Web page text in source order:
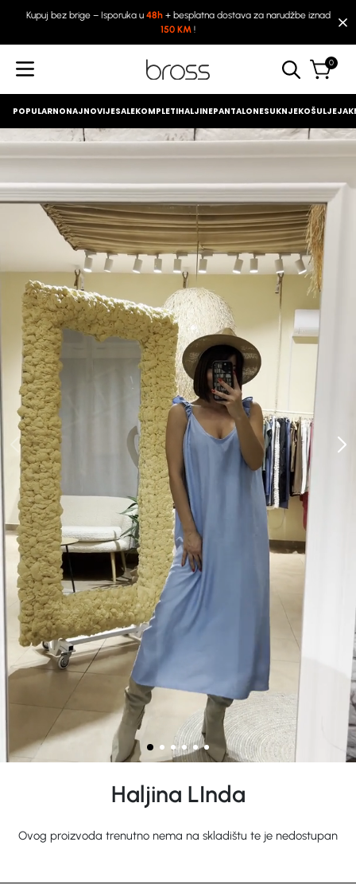
Kupuj bez brige – Isporuka u 48h+ besplatna dostava za narudžbe iznad
150 KM !
0
POPULARNONAJNOVIJESALEKOMPLETIHALJINEPANTALONESUKNJEKOŠULJE
Haljina LInda
Ovog proizvoda trenutno nema na skladištu te je nedostupan